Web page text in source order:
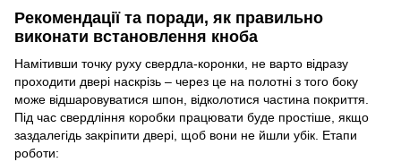
Рекомендації та поради, як правильно
виконати встановлення кноба
Намітивши точку руху свердла-коронки, не варто відразу
проходити двері наскрізь – через це на полотні з того боку
може відшаровуватися шпон, відколотися частина покриття.
Під час свердління коробки працювати буде простіше, якщо
заздалегідь закріпити двері, щоб вони не йшли убік. Етапи
роботи: